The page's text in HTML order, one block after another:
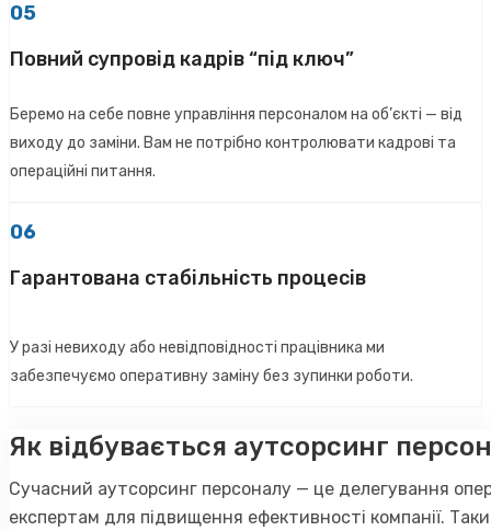
05
Повний супровід кадрів “під ключ”
Беремо на себе повне управління персоналом на об’єкті — від
виходу до заміни. Вам не потрібно контролювати кадрові та
операційні питання.
06
Гарантована стабільність процесів
У разі невиходу або невідповідності працівника ми
забезпечуємо оперативну заміну без зупинки роботи.
Як відбувається аутсорсинг
Сучасний аутсорсинг персоналу — це делегування
експертам для підвищення ефективності компанії.